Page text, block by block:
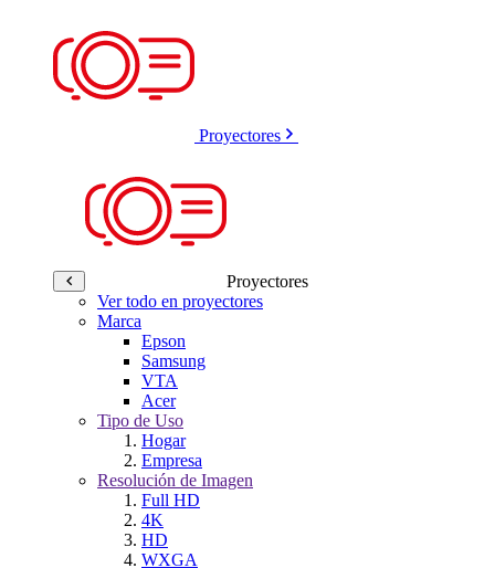
Proyectores
Proyectores
Ver todo en proyectores
Marca
Epson
Samsung
VTA
Acer
Tipo de Uso
Hogar
Empresa
Resolución de Imagen
Full HD
4K
HD
WXGA